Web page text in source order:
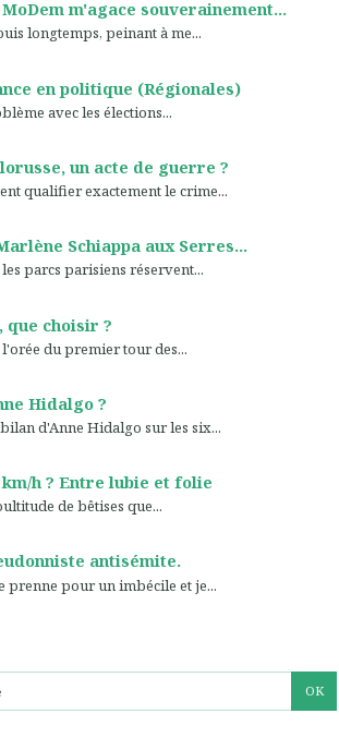
m'agace souverainement...
longtemps, peinant à me...
en politique (Régionales)
avec les élections...
un acte de guerre ?
qualifier exactement le crime...
Schiappa aux Serres...
parcs parisiens réservent...
que choisir ?
du premier tour des...
Hidalgo ?
d'Anne Hidalgo sur les six...
h ? Entre lubie et folie
de bêtises que...
antisémite.
prenne pour un imbécile et je...